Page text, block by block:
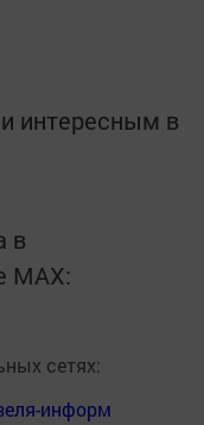
интересным в
в
MАХ:
сетях:
информ